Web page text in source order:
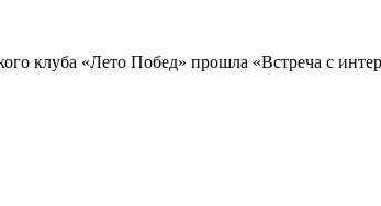
клуба «Лето Побед» прошла «Встреча с